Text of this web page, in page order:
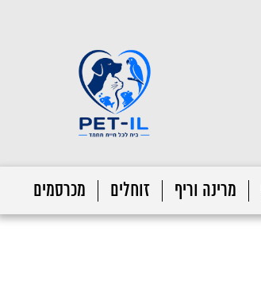
מרינה וריף זוחלים מכרסמים